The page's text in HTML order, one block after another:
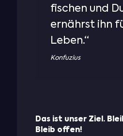
fischen und
ernährst ihn
Leben.“
Konfuzius
Das ist unser Ziel.
Bleib offen!